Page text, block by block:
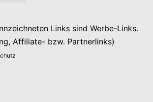
Links sind Werbe-Links.
Affiliate- bzw. Partnerlinks)